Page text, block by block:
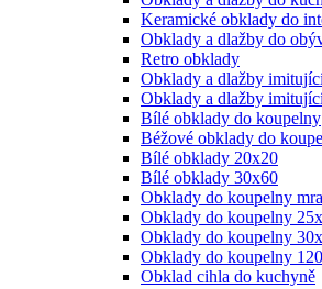
Keramické obklady do
Obklady a dlažby do
Retro obklady
Obklady a dlažby
Obklady a dlažby
Bílé obklady do koupelny
Béžové obklady do
Bílé obklady 20x20
Bílé obklady 30x60
Obklady do koupelny
Obklady do koupelny
Obklady do koupelny
Obklady do koupelny
Obklad cihla do kuchyně